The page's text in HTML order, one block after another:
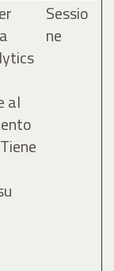
al
Sessio
ne